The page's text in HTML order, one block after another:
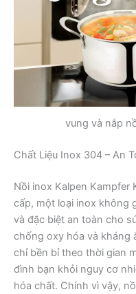
vung và nắp
Chất Liệu Inox 304 – An
Nồi inox Kalpen Kampfer
cấp, một loại inox không
và đặc biệt an toàn cho
chống oxy hóa và kháng
chỉ bền bỉ theo thời gian
đình bạn khỏi nguy cơ
hóa chất. Chính vì vậy,